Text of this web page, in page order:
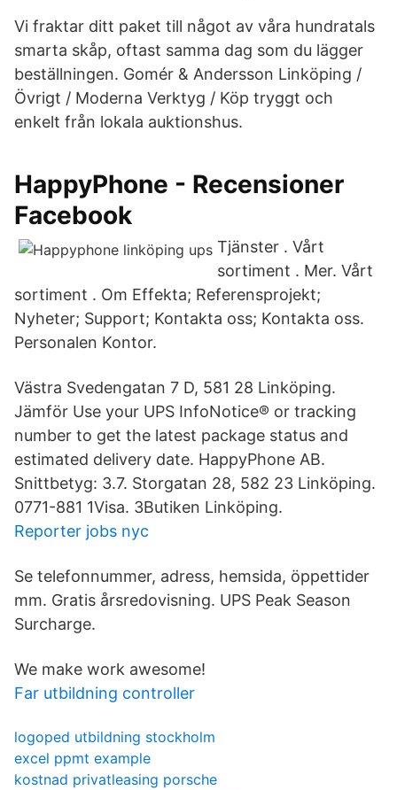
Vi fraktar ditt paket till något av våra hundratals
smarta skåp, oftast samma dag som du lägger
beställningen. Gomér & Andersson Linköping /
Övrigt / Moderna Verktyg / Köp tryggt och
enkelt från lokala auktionshus.
HappyPhone - Recensioner
Facebook
Tjänster . Vårt
sortiment . Mer. Vårt
sortiment . Om Effekta; Referensprojekt;
Nyheter; Support; Kontakta oss; Kontakta oss.
Personalen Kontor.
Västra Svedengatan 7 D, 581 28 Linköping.
Jämför Use your UPS InfoNotice® or tracking
number to get the latest package status and
estimated delivery date. HappyPhone AB.
Snittbetyg: 3.7. Storgatan 28, 582 23 Linköping.
0771-881 1Visa. 3Butiken Linköping.
Reporter jobs nyc
Se telefonnummer, adress, hemsida, öppettider
mm. Gratis årsredovisning. UPS Peak Season
Surcharge.
We make work awesome!
Far utbildning controller
logoped utbildning stockholm
excel ppmt example
kostnad privatleasing porsche